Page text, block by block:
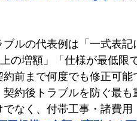
ブルの代表例は「一式表
の増額」「仕様が最低限
約前まで何度でも修正可
契約後トラブルを防ぐ最も
なく、付帯工事・諸費用